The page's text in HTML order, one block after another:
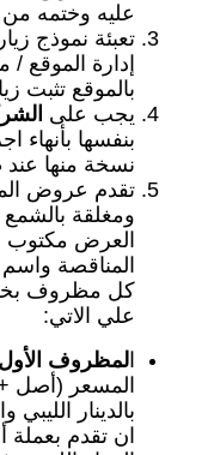
عليه وختمه
تعبئة نموذج
إدارة الموقع
بالموقع تثبت
يجب على
بنفسها بأنهاء
نسخة منها عند
ومغلقة
العرض مكتوب
المناقصة واسم
كل مظروف
علي الاتي:
المظروف
المسعر (أصل
بالدينار
ان تقدم بعملة